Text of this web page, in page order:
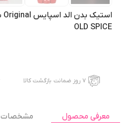
OLD SPICE
۷ روز ضمانت بازگشت کالا
معرفی محصول مشخصات